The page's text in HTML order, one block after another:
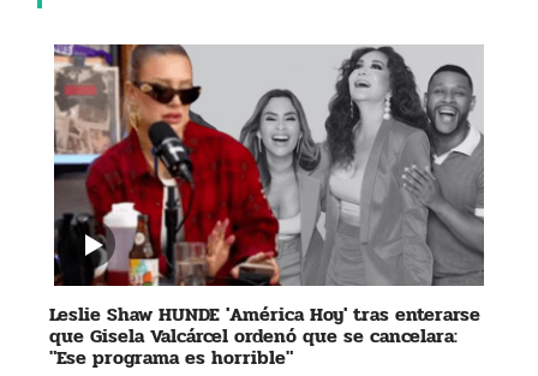
Leslie Shaw HUNDE 'América Hoy' tras enterarse
que Gisela Valcárcel ordenó que se cancelara:
"Ese programa es horrible"